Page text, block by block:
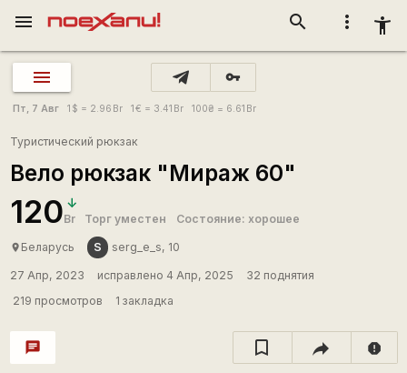
more_vert accessibility_new
search
menu
vpn_key
Пт, 7 Авг 1 $ = 2.96 Br 1€ = 3.41 Br 100₴ = 6.61 Br
Туристический рюкзак
Вело рюкзак "Mираж 60"
120Br Торг уместен Состояние: хорошее
place Беларусь S serg_e_s, 10
27 Апр, 2023 исправлено 4 Апр, 2025
32 поднятия
219 просмотров
1 закладка
chat report